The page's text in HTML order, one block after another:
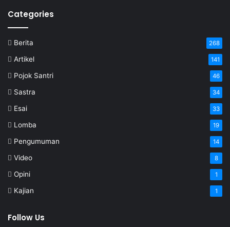
Categories
Berita 268
Artikel 141
Pojok Santri 46
Sastra 34
Esai 33
Lomba 19
Pengumuman 14
Video 8
Opini 1
Kajian 1
Follow Us